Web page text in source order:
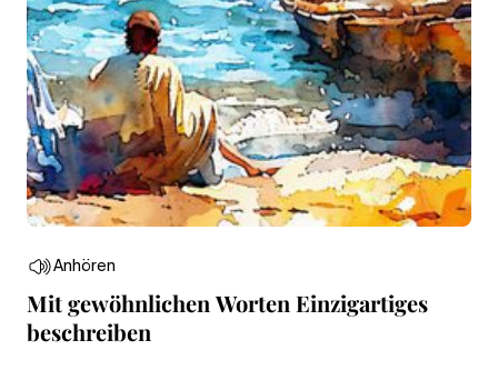
Anhören
Mit gewöhnlichen Worten Einzigartiges
beschreiben